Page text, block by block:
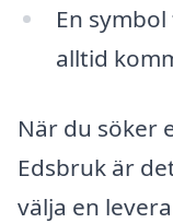
En
alltid
När du söker
Edsbruk är
välja en